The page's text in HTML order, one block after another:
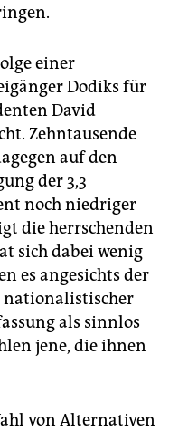
einer
Dodiks für
David
Zehntausende
auf den
der 3,3
noch niedriger
die herrschenden
sich dabei wenig
es angesichts der
als sinnlos
jene, die ihnen
von Alternativen